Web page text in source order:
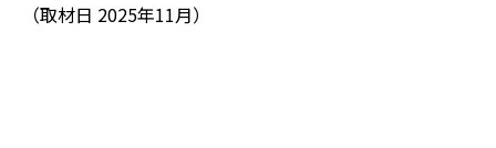
（取材日 2025年11月）